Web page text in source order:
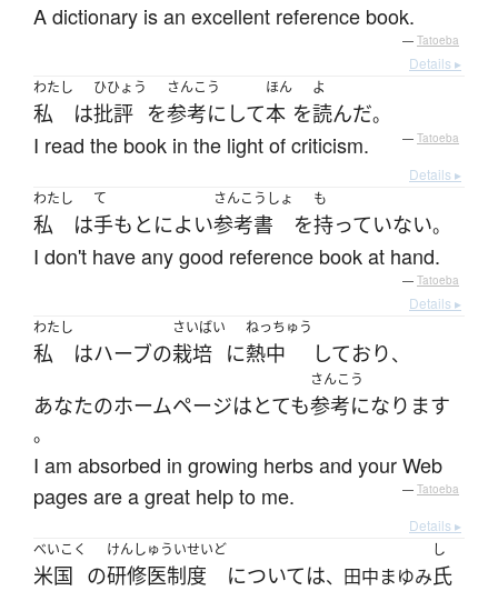
A dictionary is an excellent reference book.
— Tatoeba
Details ▸
わたし
私 は
ひひょう
批評 を
さんこう
参考にして
ほん
本 を
よ
読んだ。
I read the book in the light of criticism. — Tatoeba
Details ▸
わたし
私 は
て
手もとによい
さんこうしょ
参考書 を
も
持っていない。
I don't have any good reference book at hand.
— Tatoeba
Details ▸
わたし
私 はハーブの
さいばい
栽培 に
ねっちゅう
熱中 しており、
あなたのホームページはとても
さんこう
参考になります
。
I am absorbed in growing herbs and your Web
pages are a great help to me.
— Tatoeba
Details ▸
べいこく
米国 の
けんしゅういせいど
研修医制度 については、田中まゆみ
し
氏